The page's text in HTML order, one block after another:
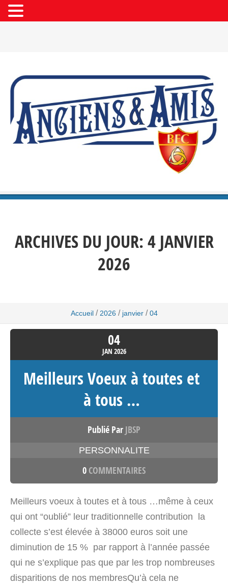
ARCHIVES DU JOUR:4 JANVIER
2026
Accueil / 2026 / janvier / 04
04
JAN 2026
Meilleurs Voeux à toutes et
à tous …
Publié Par JBSP
PERSONNALITE
0 COMMENTAIRES
Meilleurs voeux à toutes et à tous …même à ceux
qui ont “oublié” leur traditionnelle contribution la
collecte s’est élevée à 38000 euros soit une
diminution de 15 % par rapport à l’année passée
qui ne s’explique pas que par les trop nombreuses
disparitions de nos membresQu’à cela ne